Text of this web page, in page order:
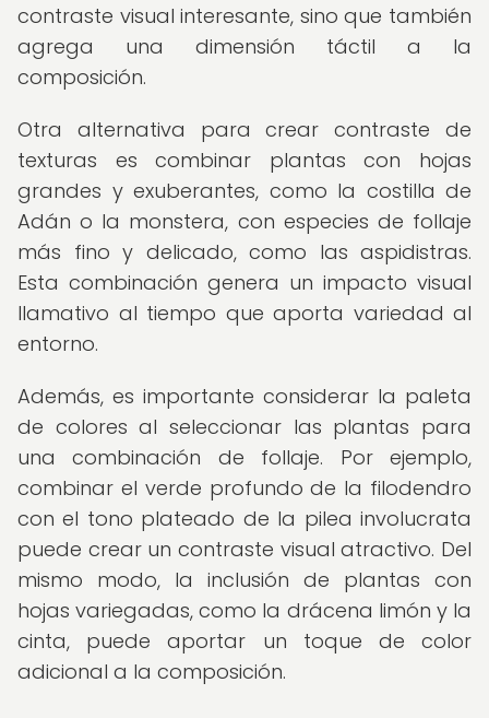
contraste visual interesante, sino que también
agrega una dimensión táctil a la
composición.
Otra alternativa para crear contraste de
texturas es combinar plantas con hojas
grandes y exuberantes, como la costilla de
Adán o la monstera, con especies de follaje
más fino y delicado, como las aspidistras.
Esta combinación genera un impacto visual
llamativo al tiempo que aporta variedad al
entorno.
Además, es importante considerar la paleta
de colores al seleccionar las plantas para
una combinación de follaje. Por ejemplo,
combinar el verde profundo de la filodendro
con el tono plateado de la pilea involucrata
puede crear un contraste visual atractivo. Del
mismo modo, la inclusión de plantas con
hojas variegadas, como la drácena limón y la
cinta, puede aportar un toque de color
adicional a la composición.